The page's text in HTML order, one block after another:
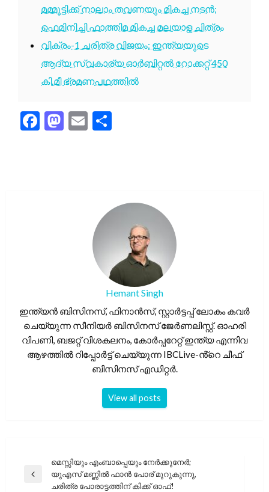
മമ്മൂട്ടിക്ക് നാലാം തവണയും മികച്ച നടൻ;
ഫെമിനിച്ചി ഫാത്തിമ മികച്ച മലയാള ചിത്രം
വിക്രം-1 ചരിത്ര വിജയം: ഇന്ത്യയുടെ
ആദ്യ സ്വകാര്യ ഓർബിറ്റൽ റോക്കറ്റ് 450
കി.മീ ഭ്രമണപഥത്തിൽ
Facebook
Mastodon
Email
Hemant Singh
ഇന്ത്യൻ ബിസിനസ്, ഫിനാൻസ്, സ്റ്റാർട്ടപ്പ് ലോകം കവർ
ചെയ്യുന്ന സീനിയർ ബിസിനസ് ജേർണലിസ്റ്റ്. ഓഹരി
വിപണി, ബജറ്റ് വിശകലനം, കോർപ്പറേറ്റ് ഇന്ത്യ എന്നിവ
ആഴത്തിൽ റിപ്പോർട്ട് ചെയ്യുന്ന IBCLive-ൻ്റെ ചീഫ്
ബിസിനസ് എഡിറ്റർ.
View all posts
പോസ്റ്റുകളിലൂടെ
Previous
മെസ്സിയും എംബാപ്പെയും നേർക്കുനേർ;
യുഎസ് മണ്ണിൽ ഫാൻ പോര് മുറുകുന്നു,
ചരിത്ര പോരാട്ടത്തിന് കിക്ക് ഓഫ്!